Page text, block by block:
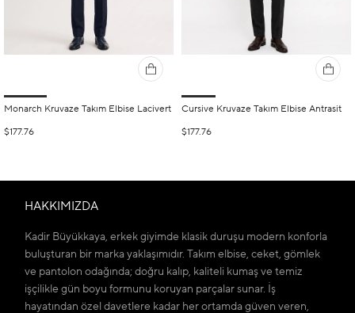
Monarch Kruvaze Takım Elbise Lacivert
$177.76
Cursive Kruvaze Takım Elbise Antrasit
$177.76
HAKKIMIZDA
Kadir Büyükkaya, erkek giyimde klasik duruşu modern konforla
buluşturan bir marka yaklaşımıdır. Takım elbise, ceket, gömlek
ve pantolon odağında; doğru kalıp, kaliteli kumaş ve temiz
işçilikle gün boyu formunu koruyan parçalar sunar. İş
hayatından özel davetlere kadar her ortamda güven veren,